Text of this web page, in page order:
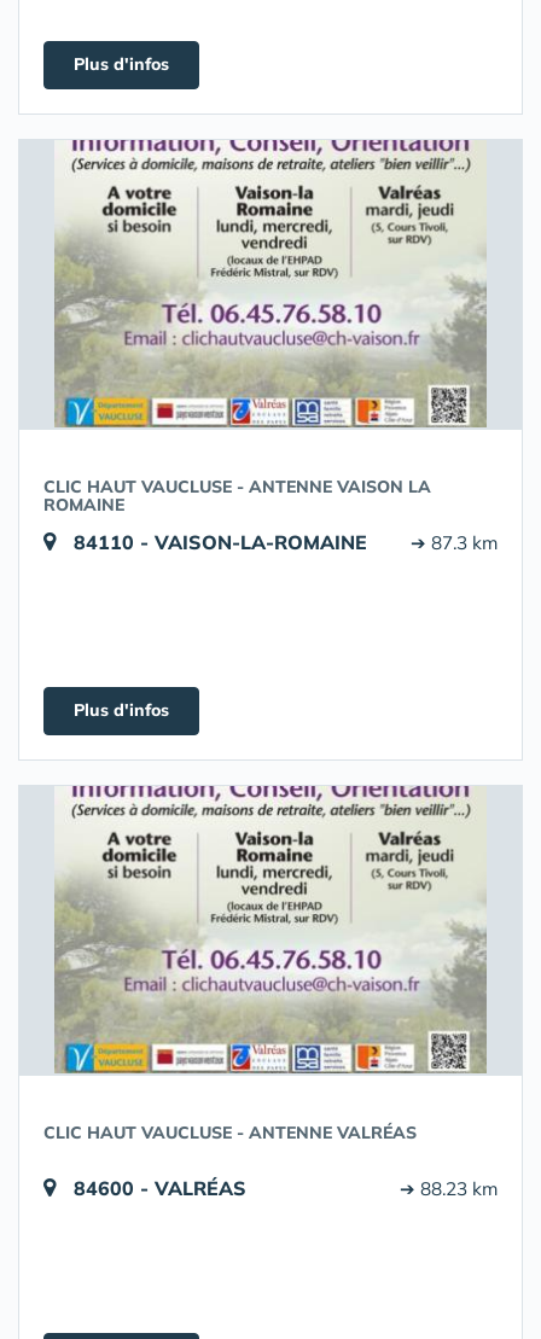
Plus d'infos
CLIC HAUT VAUCLUSE - ANTENNE VAISON LA
ROMAINE
84110 - VAISON-LA-ROMAINE ➔ 87.3 km
Plus d'infos
CLIC HAUT VAUCLUSE - ANTENNE VALRÉAS
84600 - VALRÉAS ➔ 88.23 km